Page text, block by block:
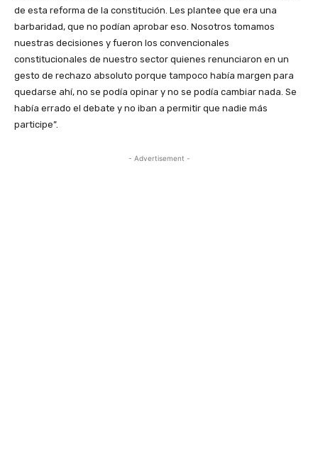
de esta reforma de la constitución. Les plantee que era una
barbaridad, que no podían aprobar eso. Nosotros tomamos
nuestras decisiones y fueron los convencionales
constitucionales de nuestro sector quienes renunciaron en un
gesto de rechazo absoluto porque tampoco había margen para
quedarse ahí, no se podía opinar y no se podía cambiar nada. Se
había errado el debate y no iban a permitir que nadie más
participe”.
- Advertisement -